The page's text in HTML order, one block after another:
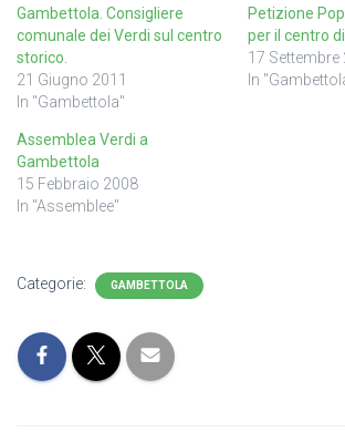
Gambettola. Consigliere
comunale dei Verdi sul centro
storico.
21 Giugno 2011
In "Gambettola"
Petizione
per il centro
17 Settembre
In
Assemblea Verdi a
Gambettola
15 Febbraio 2008
In "Assemblee"
Categorie: GAMBETTOLA